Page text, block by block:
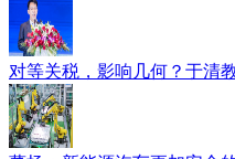
对等关税，影响几何？于清